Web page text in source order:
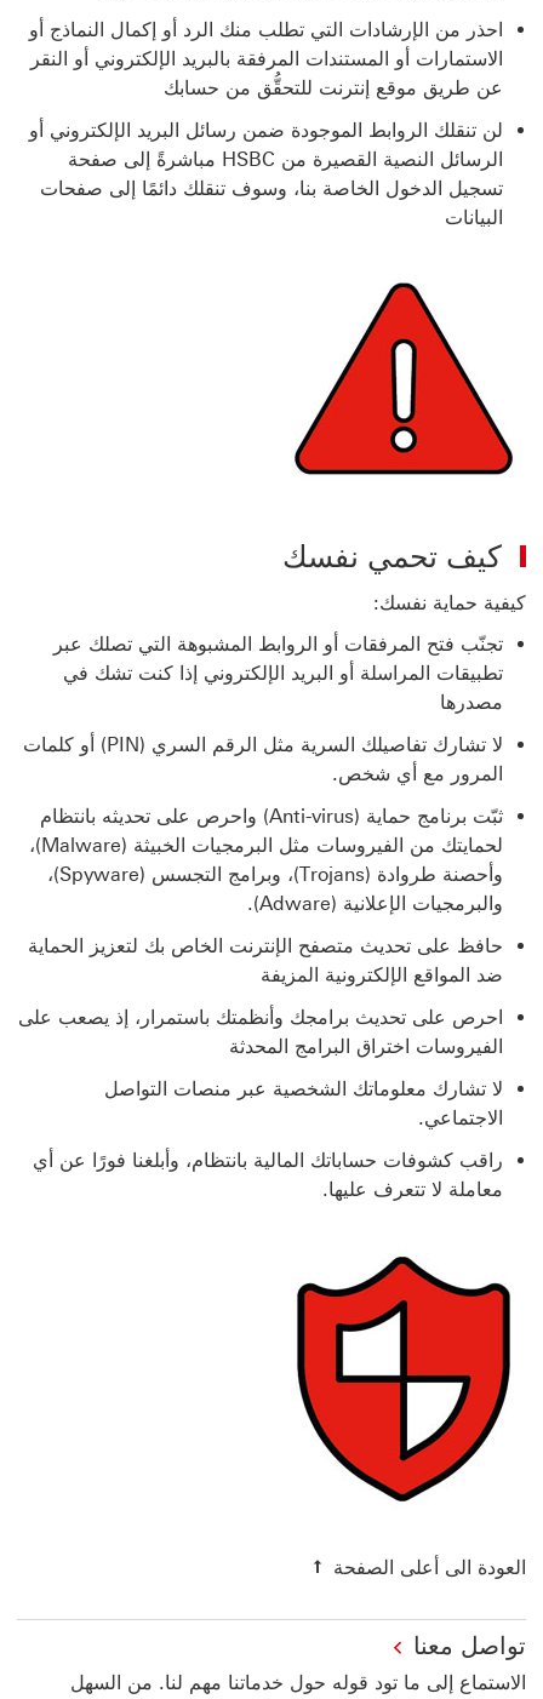
احذر من الإرشادات التي تطلب منك الرد أو إكمال النماذج أو
الاستمارات أو المستندات المرفقة بالبريد الإلكتروني أو النقر
عن طريق موقع إنترنت للتحقُّق من حسابك
لن تنقلك الروابط الموجودة ضمن رسائل البريد الإلكتروني أو
الرسائل النصية القصيرة من HSBC مباشرةً إلى صفحة
تسجيل الدخول الخاصة بنا، وسوف تنقلك دائمًا إلى صفحات
البيانات
كيف تحمي نفسك
كيفية حماية نفسك:
تجنّب فتح المرفقات أو الروابط المشبوهة التي تصلك عبر
تطبيقات المراسلة أو البريد الإلكتروني إذا كنت تشك في
مصدرها
لا تشارك تفاصيلك السرية مثل الرقم السري (PIN) أو كلمات
المرور مع أي شخص.
ثبّت برنامج حماية (Anti-virus) واحرص على تحديثه بانتظام
لحمايتك من الفيروسات مثل البرمجيات الخبيثة (Malware)،
وأحصنة طروادة (Trojans)، وبرامج التجسس (Spyware)،
والبرمجيات الإعلانية (Adware).
حافظ على تحديث متصفح الإنترنت الخاص بك لتعزيز الحماية
ضد المواقع الإلكترونية المزيفة
احرص على تحديث برامجك وأنظمتك باستمرار، إذ يصعب على
الفيروسات اختراق البرامج المحدثة
لا تشارك معلوماتك الشخصية عبر منصات التواصل
الاجتماعي.
راقب كشوفات حساباتك المالية بانتظام، وأبلغنا فورًا عن أي
معاملة لا تتعرف عليها.
العودة الى أعلى الصفحة
تواصل معنا
الاستماع إلى ما تود قوله حول خدماتنا مهم لنا. من السهل